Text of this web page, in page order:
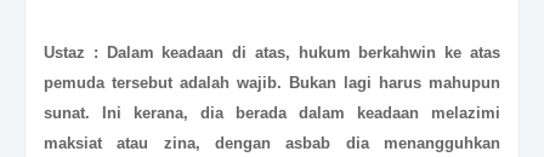
Ustaz : Dalam keadaan di atas, hukum berkahwin ke atas
pemuda tersebut adalah wajib. Bukan lagi harus mahupun
sunat. Ini kerana, dia berada dalam keadaan melazimi
maksiat atau zina, dengan asbab dia menangguhkan